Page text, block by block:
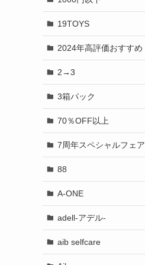
19TOYS
2024年高評価おすすめ
2→3
3箱パック
70％OFF以上
7周年スペシャルフェア
88
A-ONE
adell-アデル-
aib selfcare